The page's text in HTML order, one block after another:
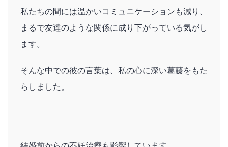
私たちの間には温かいコミュニケーションも減り、
まるで友達のような関係に成り下がっている気がし
ます。
そんな中での彼の言葉は、私の心に深い葛藤をもた
らしました。